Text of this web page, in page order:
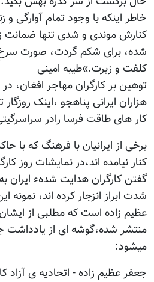
خاطر اینکه با وجود تمام آوارگی
کنارش موندی و شدی تنها
شده، برای شکم گردت، صورت
کلفت و زبرت.»طیبه امینی
توهین بر کارگران مهاجر افغان،
هزاران ایرانی پناهجو ،اینک روزگار
کار های طاقت فرسا رادر
برخی از ایرانیان با فرهنگ که با
کنار نیامده اند،در نمایشات روز
گفتن کارگران هدایت شدهء ایران
شدت ابراز انزجار کرده اند، نمونه
عظیم زاده است که مطلبی از ایشان
منتشر شده،گوشه ای از یادداشت
میشود:
جعفر عظیم زاده - اتحادیه ی آزاد